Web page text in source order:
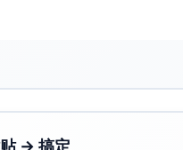
通节点（如电话或邮件跟进）
降低销售经理的工作效率；
低了转化率和信任度。
→ 搞定